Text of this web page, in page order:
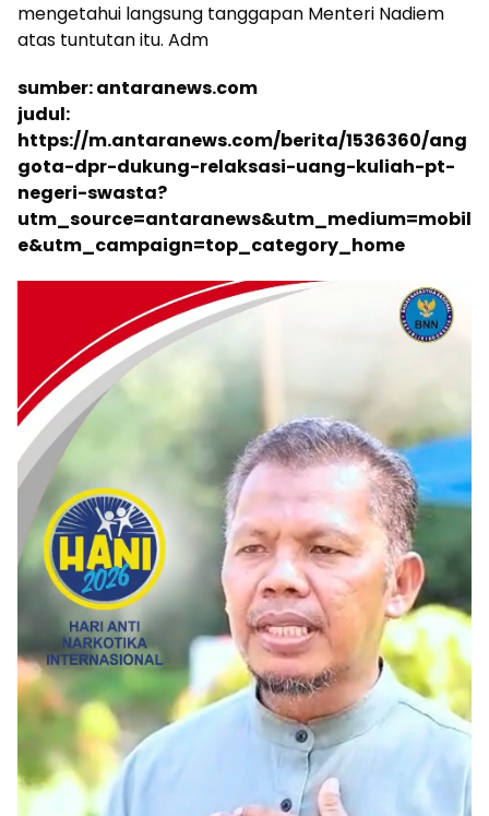
mengetahui langsung tanggapan Menteri Nadiem
atas tuntutan itu. Adm
sumber: antaranews.com
judul:
https://m.antaranews.com/berita/1536360/ang
gota-dpr-dukung-relaksasi-uang-kuliah-pt-
negeri-swasta?
utm_source=antaranews&utm_medium=mobil
e&utm_campaign=top_category_home